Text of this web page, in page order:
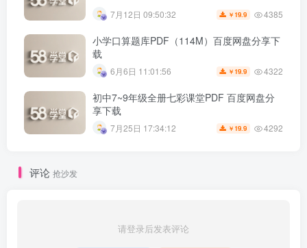
7月12日 09:50:32 ￥ 19.9 4385
小学口算题库PDF（114M）百度网盘分享下
载
6月6日 11:01:56 ￥ 19.9 4322
初中7~9年级全册七彩课堂PDF 百度网盘分
享下载
7月25日 17:34:12 ￥ 19.9 4292
评论 抢沙发
请登录后发表评论